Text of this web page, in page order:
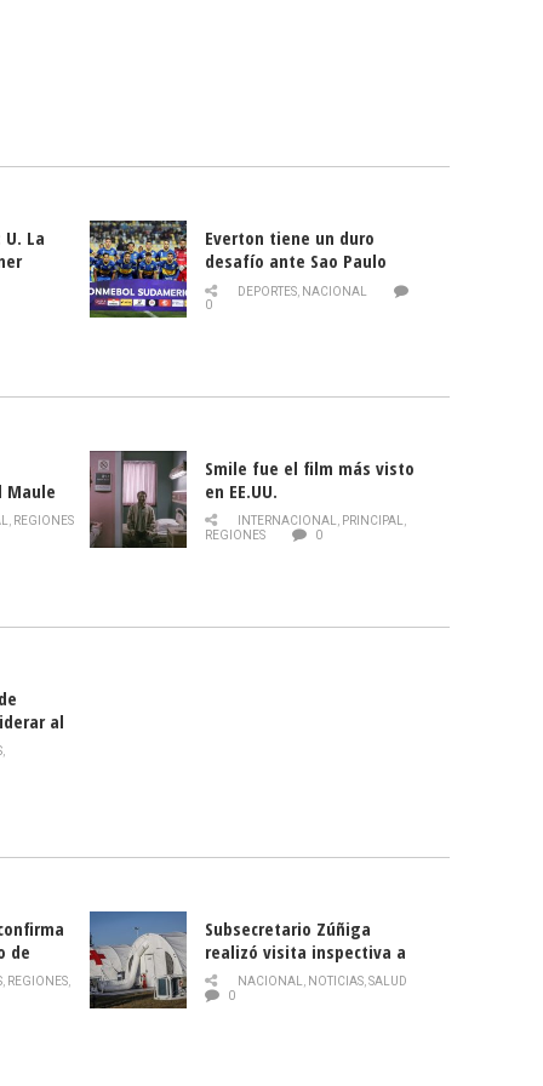
La
Everton tiene un duro
desafío ante Sao Paulo
DEPORTES, NACIONAL
0
Maule
de la
, REGIONES
Smile fue el film más visto
en EE.UU.
INTERNACIONAL, PRINCIPAL,
REGIONES
0
al
,
de
, REGIONES,
Subsecretario Zúñiga
realizó visita inspectiva a
Hospital Modular Sótero del
Río
NACIONAL, NOTICIAS,SALUD
0